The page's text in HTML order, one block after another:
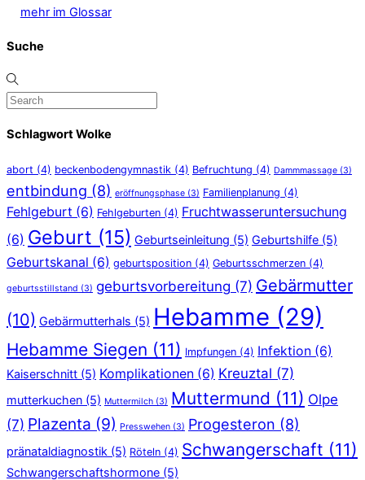
mehr im Glossar
Suche
Schlagwort Wolke
abort (4) beckenbodengymnastik (4) Befruchtung (4) Dammmassage (3)
entbindung (8) eröffnungsphase (3) Familienplanung (4)
Fehlgeburt (6) Fehlgeburten (4) Fruchtwasseruntersuchung
(6) Geburt (15) Geburtseinleitung (5) Geburtshilfe (5)
Geburtskanal (6) geburtsposition (4) Geburtsschmerzen (4)
geburtsstillstand (3) geburtsvorbereitung (7) Gebärmutter
(10) Gebärmutterhals (5) Hebamme (29)
Hebamme Siegen (11) Impfungen (4) Infektion (6)
Kaiserschnitt (5) Komplikationen (6) Kreuztal (7)
mutterkuchen (5) Muttermilch (3) Muttermund (11) Olpe
(7) Plazenta (9) Presswehen (3) Progesteron (8)
pränataldiagnostik (5) Röteln (4) Schwangerschaft (11)
Schwangerschaftshormone (5)